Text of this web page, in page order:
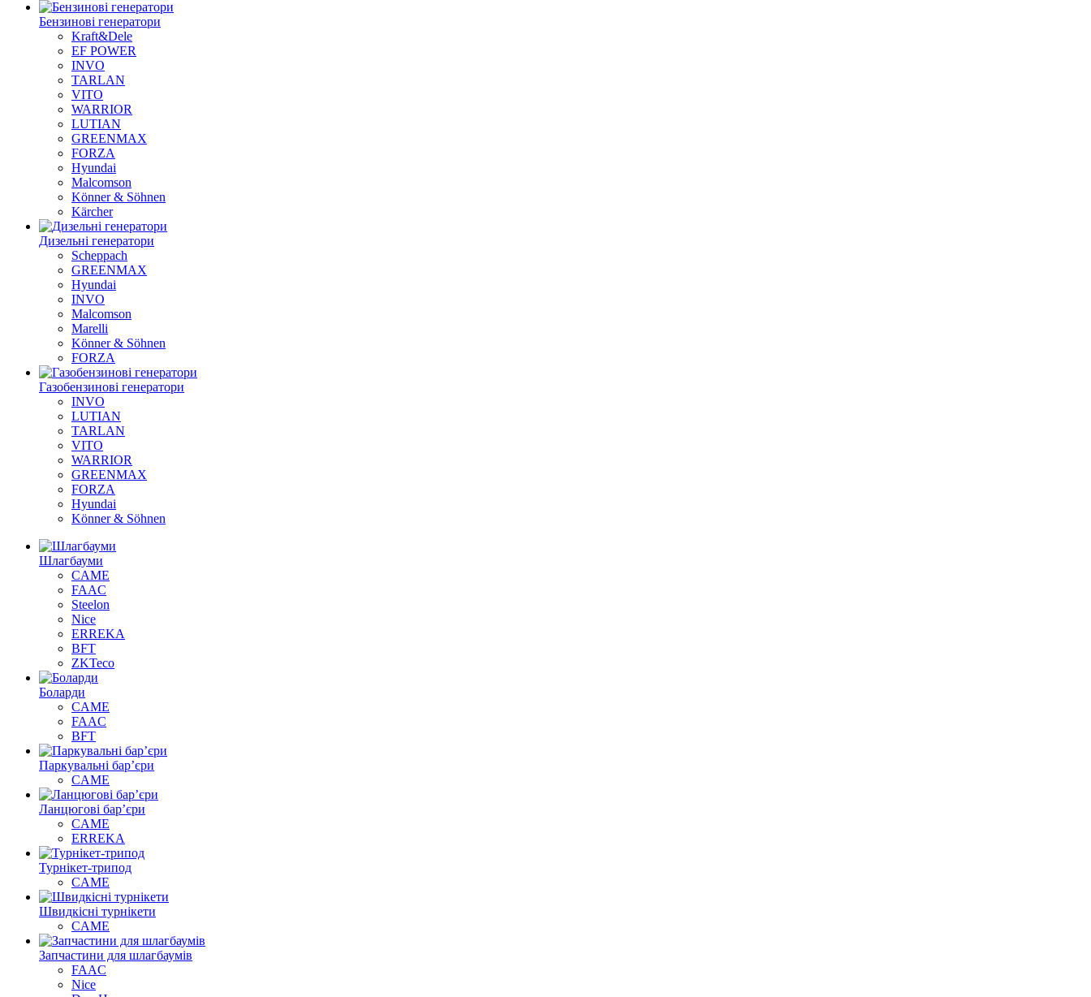
Бензинові генератори
Kraft&Dele
ЕF POWER
INVO
TARLAN
VITO
WARRIOR
LUTIAN
GREENMAX
FORZA
Hyundai
Malcomson
Könner & Söhnen
Kärcher
Дизельні генератори
Scheppach
GREENMAX
Hyundai
INVO
Malcomson
Marelli
Könner & Söhnen
FORZA
Газобензинові генератори
INVO
LUTIAN
TARLAN
VITO
WARRIOR
GREENMAX
FORZA
Hyundai
Könner & Söhnen
Шлагбауми
CAME
FAAC
Steelon
Nice
ERREKA
BFT
ZKTeco
Боларди
CAME
FAAC
BFT
Паркувальні бар’єри
CAME
Ланцюгові бар’єри
CAME
ERREKA
Турнікет-трипод
CAME
Швидкісні турнікети
CAME
Запчастини для шлагбаумів
FAAC
Nice